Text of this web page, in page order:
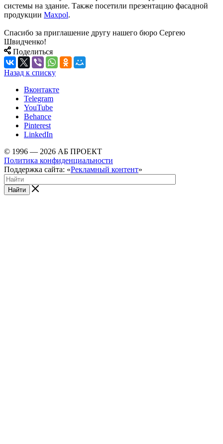
системы на здание. Также посетили презентацию фасадной
продукции Maxpol.
Спасибо за приглашение другу нашего бюро Сергею
Швидченко!
Поделиться
Назад к списку
Вконтакте
Telegram
YouTube
Behance
Pinterest
LinkedIn
© 1996 — 2026 АБ ПРОЕКТ
Политика конфиденциальности
Поддержка сайта: «Рекламный контент»
Найти